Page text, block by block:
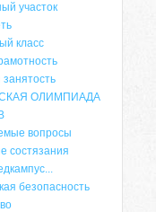
участок
класс
занятость
ОЛИМПИАДА
вопросы
состязания
безопасность